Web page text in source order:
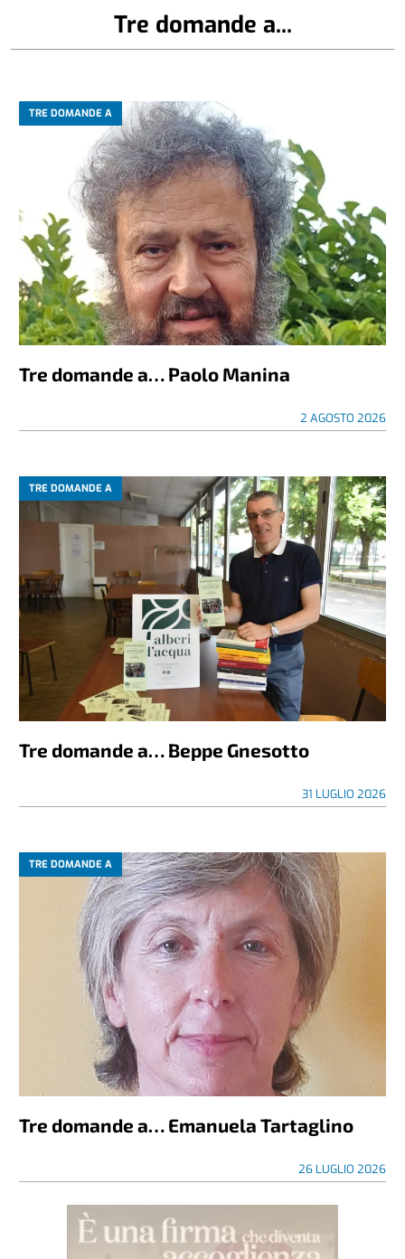
Tre domande a...
TRE DOMANDE A
Tre domande a… Paolo Manina
2 AGOSTO 2026
TRE DOMANDE A
Tre domande a… Beppe Gnesotto
31 LUGLIO 2026
TRE DOMANDE A
Tre domande a… Emanuela Tartaglino
26 LUGLIO 2026